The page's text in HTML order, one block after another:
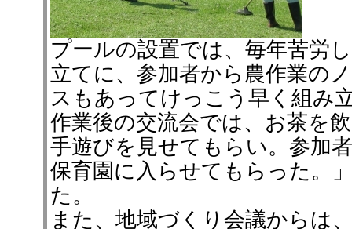
プールの設置では、毎年苦労
立てに、参加者から農作業の
スもあってけっこう早く組み
作業後の交流会では、お茶を
手遊びを見せてもらい。参加
保育園に入らせてもらった。
た。
また、地域づくり会議からは